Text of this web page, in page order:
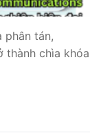
phân tán,
thành chìa khóa